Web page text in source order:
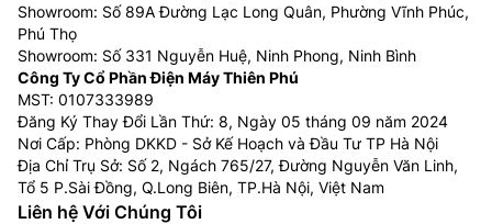
Showroom: Số 89A Đường Lạc Long Quân, Phường Vĩnh Phúc,
Phú Thọ
Showroom: Số 331 Nguyễn Huệ, Ninh Phong, Ninh Bình
Công Ty Cổ Phần Điện Máy Thiên Phú
MST: 0107333989
Đăng Ký Thay Đổi Lần Thứ: 8, Ngày 05 tháng 09 năm 2024
Nơi Cấp: Phòng DKKD - Sở Kế Hoạch và Đầu Tư TP Hà Nội
Địa Chỉ Trụ Sở: Số 2, Ngách 765/27, Đường Nguyễn Văn Linh,
Tổ 5 P.Sài Đồng, Q.Long Biên, TP.Hà Nội, Việt Nam
Liên hệ Với Chúng Tôi